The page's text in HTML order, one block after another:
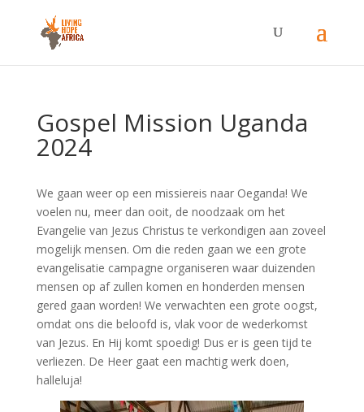
Gospel Mission Uganda
2024
We gaan weer op een missiereis naar Oeganda! We
voelen nu, meer dan ooit, de noodzaak om het
Evangelie van Jezus Christus te verkondigen aan zoveel
mogelijk mensen. Om die reden gaan we een grote
evangelisatie campagne organiseren waar duizenden
mensen op af zullen komen en honderden mensen
gered gaan worden! We verwachten een grote oogst,
omdat ons die beloofd is, vlak voor de wederkomst
van Jezus. En Hij komt spoedig! Dus er is geen tijd te
verliezen. De Heer gaat een machtig werk doen,
halleluja!